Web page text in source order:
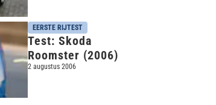
EERSTE RIJTEST
Test: Skoda
Roomster (2006)
2 augustus 2006